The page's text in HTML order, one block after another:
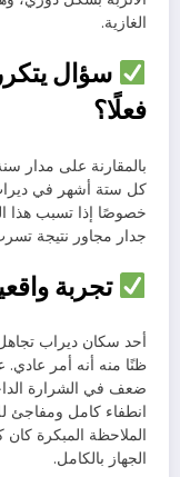
الغازية.
سؤال
فعلًا؟
بالمقارنة على مدار
كل ستة أشهر في
خصوصًا إذا تسبب هذا
جدار مجاور نتيجة
تجربة
أحد سكان ديراب
ظنًا منه أنه أمر
ضعف في الشرارة
انطفاء كامل ومفاجئ
الملاحظة المبكرة كان
الجهاز بالكامل.